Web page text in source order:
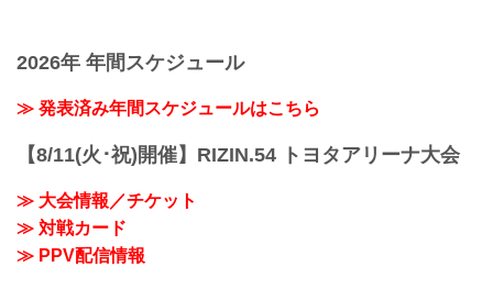
2026年 年間スケジュール
≫ 発表済み年間スケジュールはこちら
【8/11(火･祝)開催】RIZIN.54 トヨタアリーナ大会
≫ 大会情報／チケット
≫ 対戦カード
≫ PPV配信情報